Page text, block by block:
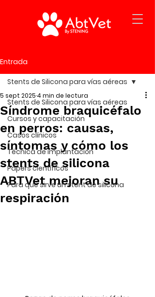
Entrada
Stents de Silicona para vías aéreas
Cursos y capacitación
Casos clínicos
Técnica de implantación
Papers científicos
Para qué sirve un stent de silicona
Stents de Silicona para vías aéreas
Síndrome braquicéfalo
en perros: causas,
síntomas y cómo los
stents de silicona
ABTVet mejoran su
respiración
5 sept 2025 4 min de lectura